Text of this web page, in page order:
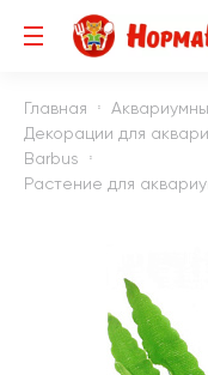
Главная
Декорации для
Barbus
Растение для